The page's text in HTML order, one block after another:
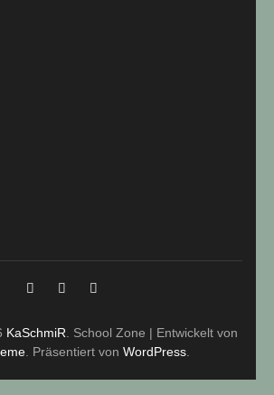
KaSchmiR
School Zone | Entwickelt von
. Präsentiert von WordPress